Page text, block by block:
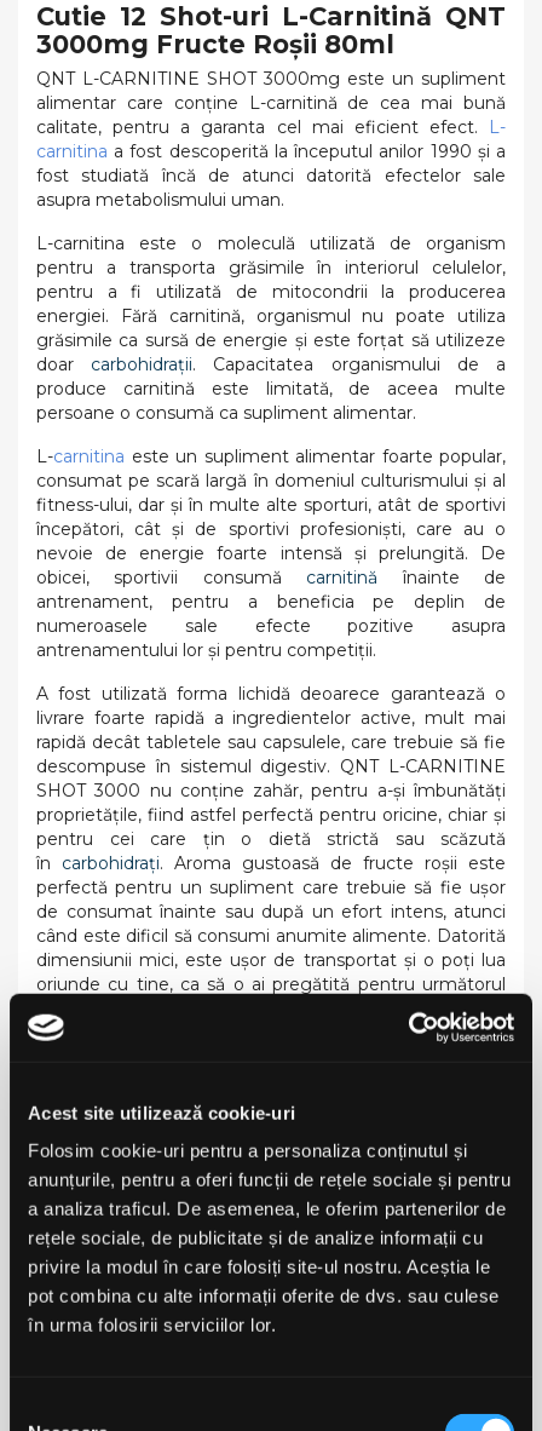
Acest site utilizează cookie-uri
Folosim cookie-uri pentru a personaliza conținutul și
anunțurile, pentru a oferi funcții de rețele sociale și pentru
a analiza traficul. De asemenea, le oferim partenerilor de
rețele sociale, de publicitate și de analize informații cu
privire la modul în care folosiți site-ul nostru. Aceștia le
pot combina cu alte informații oferite de dvs. sau culese
în urma folosirii serviciilor lor.
Cutie 12 Shot-uri L-Carnitină QNT
3000mg Fructe Roșii 80ml
QNT L-CARNITINE SHOT 3000mg este un supliment
alimentar care conține L-carnitină de cea mai bună
calitate, pentru a garanta cel mai eficient efect. L-
carnitina a fost descoperită la începutul anilor 1990 și a
fost studiată încă de atunci datorită efectelor sale
asupra metabolismului uman.
L-carnitina este o moleculă utilizată de organism
pentru a transporta grăsimile în interiorul celulelor,
pentru a fi utilizată de mitocondrii la producerea
energiei. Fără carnitină, organismul nu poate utiliza
grăsimile ca sursă de energie și este forțat să utilizeze
doar carbohidrații. Capacitatea organismului de a
produce carnitină este limitată, de aceea multe
persoane o consumă ca supliment alimentar.
L-carnitina este un supliment alimentar foarte popular,
consumat pe scară largă în domeniul culturismului și al
fitness-ului, dar și în multe alte sporturi, atât de sportivi
începători, cât și de sportivi profesioniști, care au o
nevoie de energie foarte intensă și prelungită. De
obicei, sportivii consumă carnitină înainte de
antrenament, pentru a beneficia pe deplin de
numeroasele sale efecte pozitive asupra
antrenamentului lor și pentru competiții.
A fost utilizată forma lichidă deoarece garantează o
livrare foarte rapidă a ingredientelor active, mult mai
rapidă decât tabletele sau capsulele, care trebuie să fie
descompuse în sistemul digestiv. QNT L-CARNITINE
SHOT 3000 nu conține zahăr, pentru a-și îmbunătăți
proprietățile, fiind astfel perfectă pentru oricine, chiar și
pentru cei care țin o dietă strictă sau scăzută
în carbohidrați. Aroma gustoasă de fructe roșii este
perfectă pentru un supliment care trebuie să fie ușor
de consumat înainte sau după un efort intens, atunci
când este dificil să consumi anumite alimente. Datorită
dimensiunii mici, este ușor de transportat și o poți lua
oriunde cu tine, ca să o ai pregătită pentru următorul
antrenament!
minute înainte de activitatea fizică. A nu se depăși doza
INFORMAȚII NUTRIȚIONALE
Valori specifice per 20ml per 100ml
Valoare energetică 4.25kj/1kcal 21.25kj/5kcal